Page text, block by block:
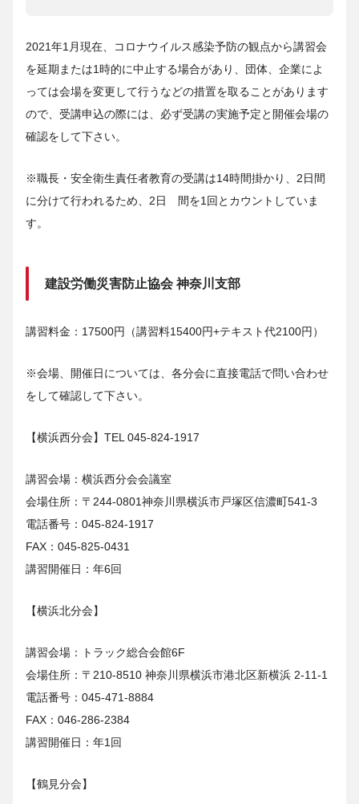
2021年1月現在、コロナウイルス感染予防の観点から講習会
を延期または1時的に中止する場合があり、団体、企業によ
っては会場を変更して行うなどの措置を取ることがあります
ので、受講申込の際には、必ず受講の実施予定と開催会場の
確認をして下さい。
※職長・安全衛生責任者教育の受講は14時間掛かり、2日間
に分けて行われるため、2日 間を1回とカウントしていま
す。
建設労働災害防止協会 神奈川支部
講習料金：17500円（講習料15400円+テキスト代2100円）
※会場、開催日については、各分会に直接電話で問い合わせ
をして確認して下さい。
【横浜西分会】TEL 045-824-1917
講習会場：横浜西分会会議室
会場住所：〒244-0801神奈川県横浜市戸塚区信濃町541-3
電話番号：045-824-1917
FAX：045-825-0431
講習開催日：年6回
【横浜北分会】
講習会場：トラック総合会館6F
会場住所：〒210-8510 神奈川県横浜市港北区新横浜 2-11-1
電話番号：045-471-8884
FAX：046-286-2384
講習開催日：年1回
【鶴見分会】